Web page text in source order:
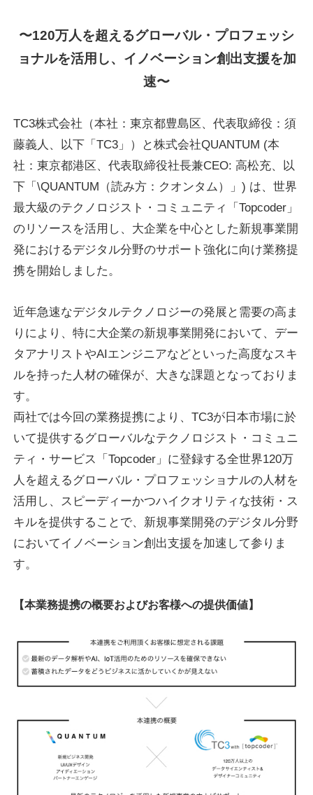
About Us
About TC3
Recruit
〜120万人を超えるグローバル・プロフェッシ
ョナルを活用し、イノベーション創出支援を加
速〜
TC3株式会社（本社：東京都豊島区、代表取締役：須
藤義人、以下「TC3」）と株式会社QUANTUM (本
社：東京都港区、代表取締役社長兼CEO: 高松充、以
下「\QUANTUM（読み方：クオンタム）」) は、世界
最大級のテクノロジスト・コミュニティ「Topcoder」
のリソースを活用し、大企業を中心とした新規事業開
発におけるデジタル分野のサポート強化に向け業務提
携を開始しました。
近年急速なデジタルテクノロジーの発展と需要の高ま
りにより、特に大企業の新規事業開発において、デー
タアナリストやAIエンジニアなどといった高度なスキ
ルを持った人材の確保が、大きな課題となっておりま
す。
両社では今回の業務提携により、TC3が日本市場に於
いて提供するグローバルなテクノロジスト・コミュニ
ティ・サービス「Topcoder」に登録する全世界120万
人を超えるグローバル・プロフェッショナルの人材を
活用し、スピーディーかつハイクオリティな技術・ス
キルを提供することで、新規事業開発のデジタル分野
においてイノベーション創出支援を加速して参りま
す。
【本業務提携の概要およびお客様への提供価値】